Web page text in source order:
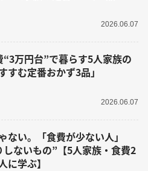
2026.06.07
“3万円台”で暮らす5人家族の
すむ定番おかず3品」
2026.06.07
ない。「食費が少ない人」
ないもの”【5人家族・食費2
に学ぶ】